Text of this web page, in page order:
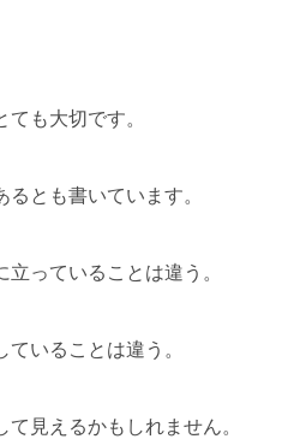
も大切です。
とも書いています。
っていることは違う。
いることは違う。
見えるかもしれません。